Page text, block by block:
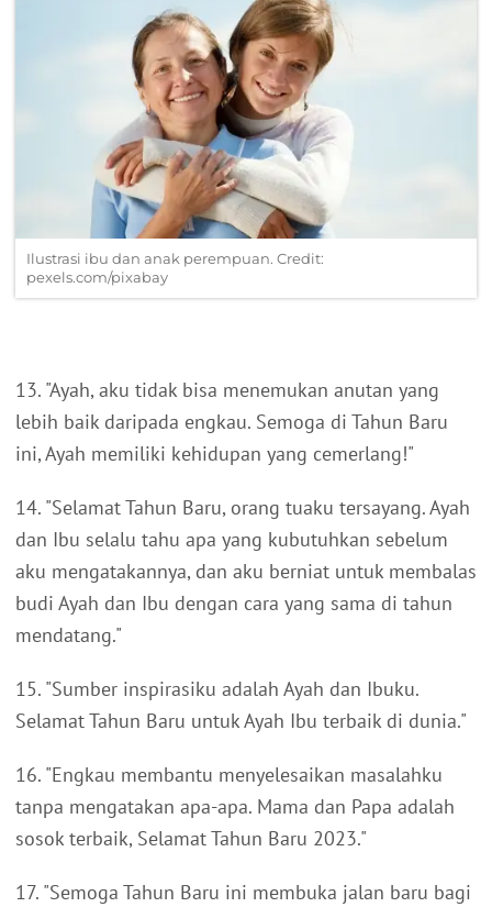
Ilustrasi ibu dan anak perempuan. Credit:
pexels.com/pixabay
13. "Ayah, aku tidak bisa menemukan anutan yang
lebih baik daripada engkau. Semoga di Tahun Baru
ini, Ayah memiliki kehidupan yang cemerlang!"
14. "Selamat Tahun Baru, orang tuaku tersayang. Ayah
dan Ibu selalu tahu apa yang kubutuhkan sebelum
aku mengatakannya, dan aku berniat untuk membalas
budi Ayah dan Ibu dengan cara yang sama di tahun
mendatang."
15. "Sumber inspirasiku adalah Ayah dan Ibuku.
Selamat Tahun Baru untuk Ayah Ibu terbaik di dunia."
16. "Engkau membantu menyelesaikan masalahku
tanpa mengatakan apa-apa. Mama dan Papa adalah
sosok terbaik, Selamat Tahun Baru 2023."
17. "Semoga Tahun Baru ini membuka jalan baru bagi